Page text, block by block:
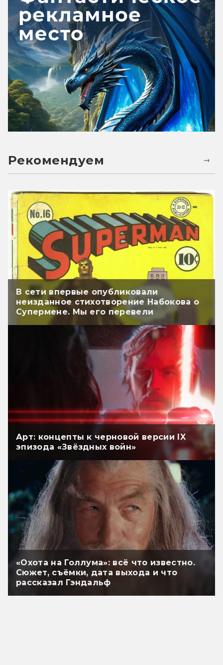
Рекомендуем
В сети впервые опубликовали
неизданное стихотворение Набокова о
Супермене. Мы его перевели
Арт: концепты к черновой версии IX
эпизода «Звёздных войн»
«Охота на Голлума»: всё что известно.
Сюжет, съёмки, дата выхода и что
рассказал Гэндальф